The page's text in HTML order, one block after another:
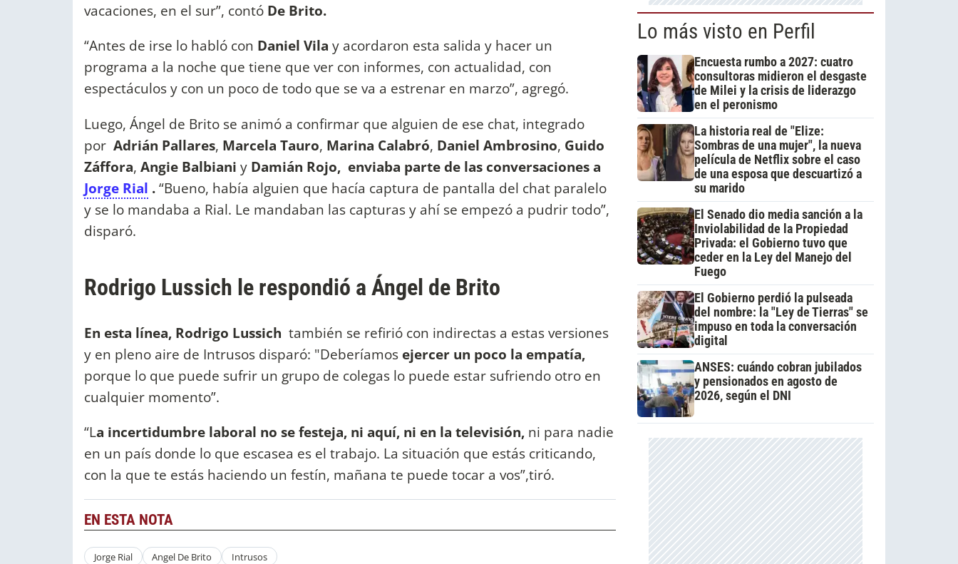
vacaciones, en el sur”, contó De Brito.
“Antes de irse lo habló con Daniel Vila y acordaron esta salida y hacer un
programa a la noche que tiene que ver con informes, con actualidad, con
espectáculos y con un poco de todo que se va a estrenar en marzo”, agregó.
Luego, Ángel de Brito se animó a confirmar que alguien de ese chat, integrado
por Adrián Pallares, Marcela Tauro, Marina Calabró, Daniel Ambrosino, Guido
Záffora, Angie Balbiani y Damián Rojo, enviaba parte de las conversaciones a
Jorge Rial .“Bueno, había alguien que hacía captura de pantalla del chat paralelo
y se lo mandaba a Rial. Le mandaban las capturas y ahí se empezó a pudrir todo”,
disparó.
Rodrigo Lussich le respondió a Ángel de Brito
En esta línea, Rodrigo Lussich también se refirió con indirectas a estas versiones
y en pleno aire de Intrusos disparó: "Deberíamos ejercer un poco la empatía,
porque lo que puede sufrir un grupo de colegas lo puede estar sufriendo otro en
cualquier momento”.
“La incertidumbre laboral no se festeja, ni aquí, ni en la televisión, ni para nadie
en un país donde lo que escasea es el trabajo. La situación que estás criticando,
con la que te estás haciendo un festín, mañana te puede tocar a vos”,tiró.
EN ESTA NOTA
Jorge Rial Angel De Brito Intrusos
Lo más visto en Perfil
Encuesta rumbo a 2027: cuatro
consultoras midieron el desgaste
de Milei y la crisis de liderazgo
en el peronismo
La historia real de "Elize:
Sombras de una mujer", la nueva
película de Netflix sobre el caso
de una esposa que descuartizó a
su marido
El Senado dio media sanción a la
Inviolabilidad de la Propiedad
Privada: el Gobierno tuvo que
ceder en la Ley del Manejo del
Fuego
El Gobierno perdió la pulseada
del nombre: la "Ley de Tierras" se
impuso en toda la conversación
digital
ANSES: cuándo cobran jubilados
y pensionados en agosto de
2026, según el DNI